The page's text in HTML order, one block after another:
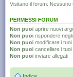
Visitano il forum: Nessuno
PERMESSI FORUM
Non puoi aprire nuovi
Non puoi rispondere
Non puoi modificare i
Non puoi cancellare i
Non puoi inviare allegati
Indice